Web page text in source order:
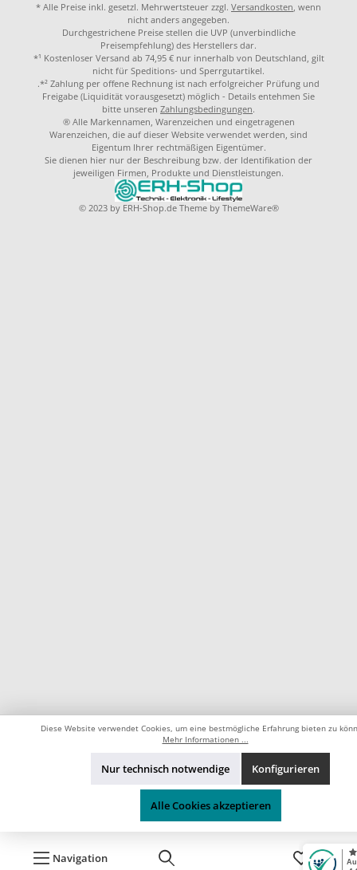
Navigation
* Alle Preise inkl. gesetzl. Mehrwertsteuer zzgl. Versandkosten, wenn
nicht anders angegeben.
Durchgestrichene Preise stellen die UVP (unverbindliche
Preisempfehlung) des Herstellers dar.
*¹ Kostenloser Versand ab 74,95 € nur innerhalb von Deutschland, gilt
nicht für Speditions- und Sperrgutartikel.
.*² Zahlung per offene Rechnung ist nach erfolgreicher Prüfung und
Freigabe (Liquidität vorausgesetzt) möglich - Details entehmen Sie
bitte unseren Zahlungsbedingungen.
® Alle Markennamen, Warenzeichen und eingetragenen
Warenzeichen, die auf dieser Website verwendet werden, sind
Eigentum Ihrer rechtmäßigen Eigentümer.
Sie dienen hier nur der Beschreibung bzw. der Identifikation der
jeweiligen Firmen, Produkte und Dienstleistungen.
© 2023 by ERH-Shop.de Theme by ThemeWare®
Diese Website verwendet Cookies, um eine bestmögliche Erfahrung bieten zu
Mehr Informationen ...
Nur technisch notwendige Konfigurieren
Alle Cookies akzeptieren